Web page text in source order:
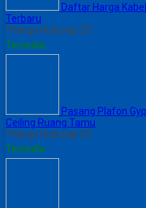
Daftar Harga
Terbaru
*Harga Hubungi CS
Tersedia
Pasang Plafon
Ceiling Ruang Tamu
*Harga Hubungi CS
Tersedia